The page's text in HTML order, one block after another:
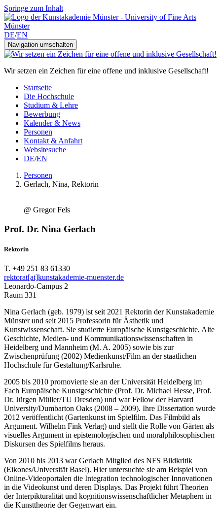
Springe zum Inhalt
DE/EN
Navigation umschalten
Wir setzen ein Zeichen für eine offene und inklusive Gesellschaft!
Startseite
Die Hochschule
Studium & Lehre
Bewerbung
Kalender & News
Personen
Kontakt & Anfahrt
Websitesuche
DE/EN
Personen
Gerlach, Nina, Rektorin
@ Gregor Fels
Prof. Dr. Nina Gerlach
Rektorin
T. +49 251 83 61330
rektorat[at]kunstakademie-muenster.de
Leonardo-Campus 2
Raum 331
Nina Gerlach (geb. 1979) ist seit 2021 Rektorin der Kunstakademie
Münster und seit 2015 Professorin für Ästhetik und
Kunstwissenschaft. Sie studierte Europäische Kunstgeschichte, Alte
Geschichte, Medien- und Kommunikationswissenschaften in
Heidelberg und Mannheim (M. A. 2005) sowie bis zur
Zwischenprüfung (2002) Medienkunst/Film an der staatlichen
Hochschule für Gestaltung/Karlsruhe.
2005 bis 2010 promovierte sie an der Universität Heidelberg im
Fach Europäische Kunstgeschichte (Prof. Dr. Michael Hesse, Prof.
Dr. Jürgen Müller/TU Dresden) und war Fellow der Harvard
University/Dumbarton Oaks (2008 – 2009). Ihre Dissertation wurde
2012 veröffentlicht (Gartenkunst im Spielfilm. Das Filmbild als
Argument. Wilhelm Fink Verlag) und stellt die Rolle von Gärten als
visuelles Argument in epistemologischen und moralphilosophischen
Diskursen des Spielfilms heraus.
Von 2010 bis 2013 war Gerlach Mitglied des NFS Bildkritik
(Eikones/Universität Basel). Hier untersuchte sie am Beispiel von
Online-Videoportalen die Integration technologischer Innovationen
in die Videokunst und deren Displays. Das Projekt führt Theorien
der Interpikturalität und kognitionswissenschaftlicher Metaphern in
die Kunsttheorie der Gegenwart ein.